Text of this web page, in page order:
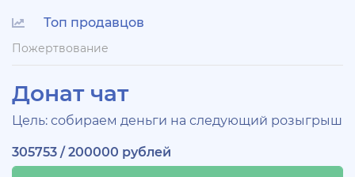
Топ продавцов
Пожертвование
Донат чат
Цель: собираем деньги на следующий розыгрыш
305753 / 200000 рублей